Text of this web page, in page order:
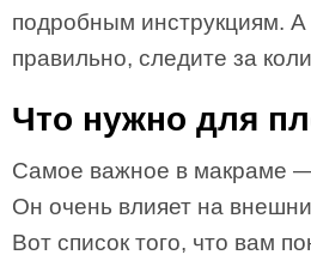
подробным инструкциям.
правильно, следите за
Что нужно для
Самое важное в макраме
Он очень влияет на
Вот список того, что вам